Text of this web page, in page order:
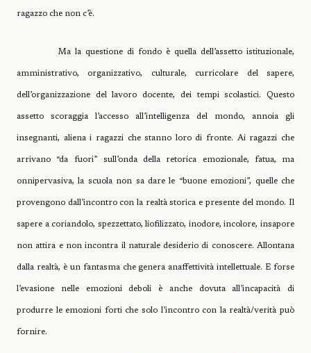
ragazzo che non c’è.
Ma la questione di fondo è quella dell’assetto istituzionale,
amministrativo, organizzativo, culturale, curricolare del sapere,
dell’organizzazione del lavoro docente, dei tempi scolastici. Questo
assetto scoraggia l’accesso all’intelligenza del mondo, annoia gli
insegnanti, aliena i ragazzi che stanno loro di fronte. Ai ragazzi che
arrivano “da fuori” sull’onda della retorica emozionale, fatua, ma
onnipervasiva, la scuola non sa dare le “buone emozioni”, quelle che
provengono dall’incontro con la realtà storica e presente del mondo. Il
sapere a coriandolo, spezzettato, liofilizzato, inodore, incolore, insapore
non attira e non incontra il naturale desiderio di conoscere. Allontana
dalla realtà, è un fantasma che genera anaffettività intellettuale. E forse
l’evasione nelle emozioni deboli è anche dovuta all’incapacità di
produrre le emozioni forti che solo l’incontro con la realtà/verità può
fornire.